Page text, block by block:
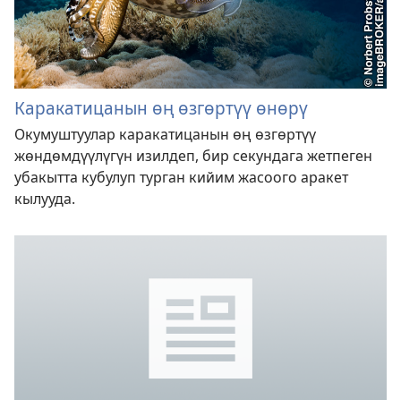
Каракатицанын өң өзгөртүү өнөрү
Окумуштуулар каракатицанын өң өзгөртүү
жөндөмдүүлүгүн изилдеп, бир секундага жетпеген
убакытта кубулуп турган кийим жасоого аракет
кылууда.